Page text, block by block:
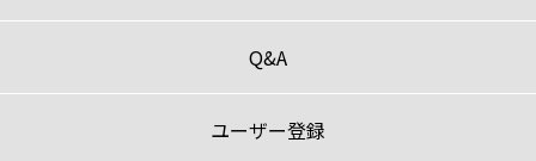
Q&A
ユーザー登録